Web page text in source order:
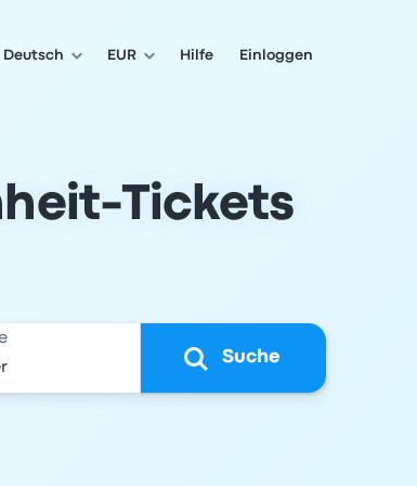
Deutsch EUR Hilfe Einloggen
Tickets
Suche